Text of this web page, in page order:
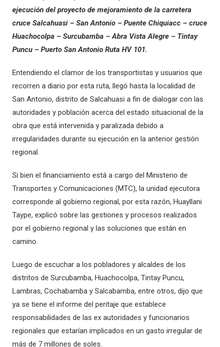
ejecución del proyecto de mejoramiento de la carretera
cruce Salcahuasi – San Antonio – Puente Chiquiacc – cruce
Huachocolpa – Surcubamba – Abra Vista Alegre – Tintay
Puncu – Puerto San Antonio Ruta HV 101.
Entendiendo el clamor de los transportistas y usuarios que
recorren a diario por esta ruta, llegó hasta la localidad de
San Antonio, distrito de Salcahuasi a fin de dialogar con las
autoridades y población acerca del estado situacional de la
obra que está intervenida y paralizada debido a
irregularidades durante su ejecución en la anterior gestión
regional.
Si bien el financiamiento está a cargo del Ministerio de
Transportes y Comunicaciones (MTC), la unidad ejecutora
corresponde al gobierno regional, por esta razón, Huayllani
Taype, explicó sobre las gestiones y procesos realizados
por el gobierno regional y las soluciones que están en
camino.
Luego de escuchar a los pobladores y alcaldes de los
distritos de Surcubamba, Huachocolpa, Tintay Puncu,
Lambras, Cochabamba y Salcabamba, entre otros, dijo que
ya se tiene el informe del peritaje que establece
responsabilidades de las ex autoridades y funcionarios
regionales que estarían implicados en un gasto irregular de
más de 7 millones de soles.